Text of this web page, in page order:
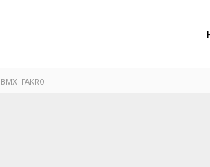
FAKRO